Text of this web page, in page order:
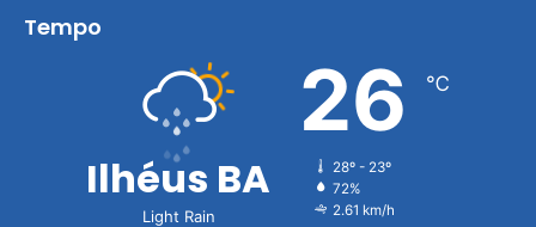
Tempo
Ilhéus BA
Light Rain
26 ℃
28º - 23º
72%
2.61 km/h